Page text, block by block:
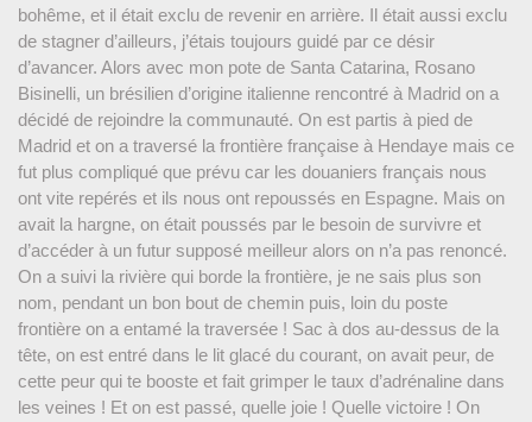
bohême, et il était exclu de revenir en arrière. Il était aussi exclu
de stagner d’ailleurs, j’étais toujours guidé par ce désir
d’avancer. Alors avec mon pote de Santa Catarina, Rosano
Bisinelli, un brésilien d’origine italienne rencontré à Madrid on a
décidé de rejoindre la communauté. On est partis à pied de
Madrid et on a traversé la frontière française à Hendaye mais ce
fut plus compliqué que prévu car les douaniers français nous
ont vite repérés et ils nous ont repoussés en Espagne. Mais on
avait la hargne, on était poussés par le besoin de survivre et
d’accéder à un futur supposé meilleur alors on n’a pas renoncé.
On a suivi la rivière qui borde la frontière, je ne sais plus son
nom, pendant un bon bout de chemin puis, loin du poste
frontière on a entamé la traversée ! Sac à dos au-dessus de la
tête, on est entré dans le lit glacé du courant, on avait peur, de
cette peur qui te booste et fait grimper le taux d’adrénaline dans
les veines ! Et on est passé, quelle joie ! Quelle victoire ! On